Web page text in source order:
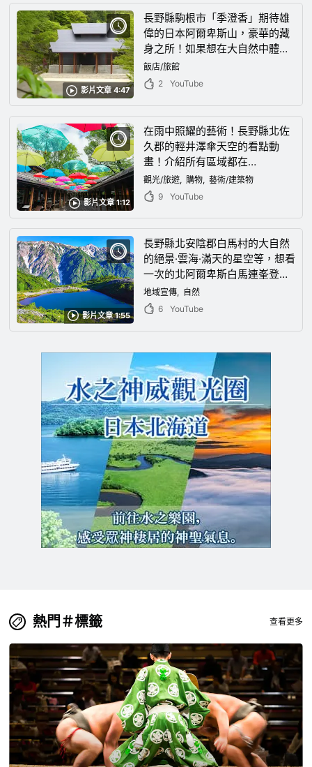
影片文章 4:47
長野縣駒根市「季澄香」期待雄
偉的日本阿爾卑斯山，豪華的藏
身之所！如果想在大自然中體驗
非同尋常的高級度假村心情的
話，就來這家酒店吧！
飯店/旅館
2
YouTube
影片文章 1:12
在雨中照耀的藝術！長野縣北佐
久郡的輕井澤傘天空的看點動
畫！介紹所有區域都在
Instagram上熱鬧非凡的
Harnilletalace的樂趣
觀光/旅遊 購物
藝術/建築物
9
YouTube
影片文章 1:55
長野縣北安陰郡白馬村的大自然
的絕景·雲海·滿天的星空等，想看
一次的北阿爾卑斯白馬連峯登山
視頻！
地域宣傳
自然
6
YouTube
熱門＃標籤 查看更多